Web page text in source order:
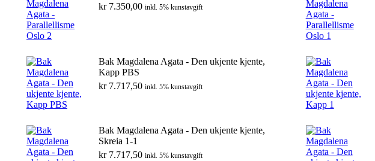
kr7.350,00 inkl. 5% kunstavgift
Bak Magdalena Agata - Den ukjente kjente,
Kapp PBS
kr7.717,50 inkl. 5% kunstavgift
Bak Magdalena Agata - Den ukjente kjente,
Skreia 1-1
kr7.717,50 inkl. 5% kunstavgift